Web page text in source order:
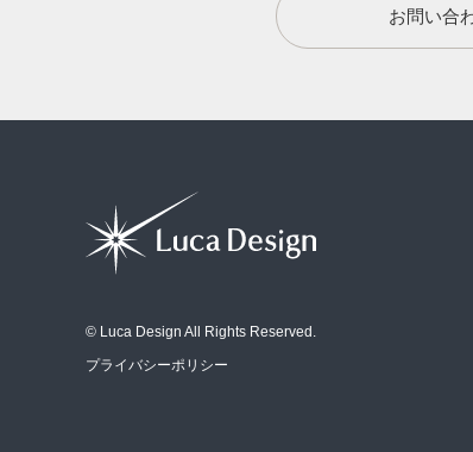
お問い合
© Luca Design All Rights Reserved.
プライバシーポリシー